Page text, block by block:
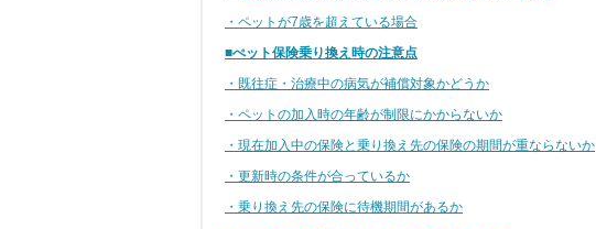
・ペットが7歳を超えている場合
■ぺット保険乗り換え時の注意点
・既往症・治療中の病気が補償対象かどうか
・ペットの加入時の年齢が制限にかからないか
・現在加入中の保険と乗り換え先の保険の期間が重ならないか
・更新時の条件が合っているか
・乗り換え先の保険に待機期間があるか